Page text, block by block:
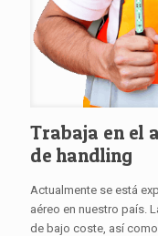
Trabaja en el
de handling
Actualmente se está
aéreo en nuestro país.
de bajo coste, así